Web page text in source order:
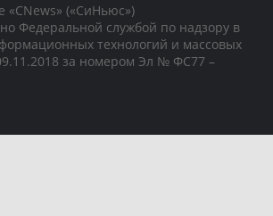
«CNews» («СиНьюс»)
Федеральной службой по надзору в
технологий и массовых
за номером Эл № ФС77 –